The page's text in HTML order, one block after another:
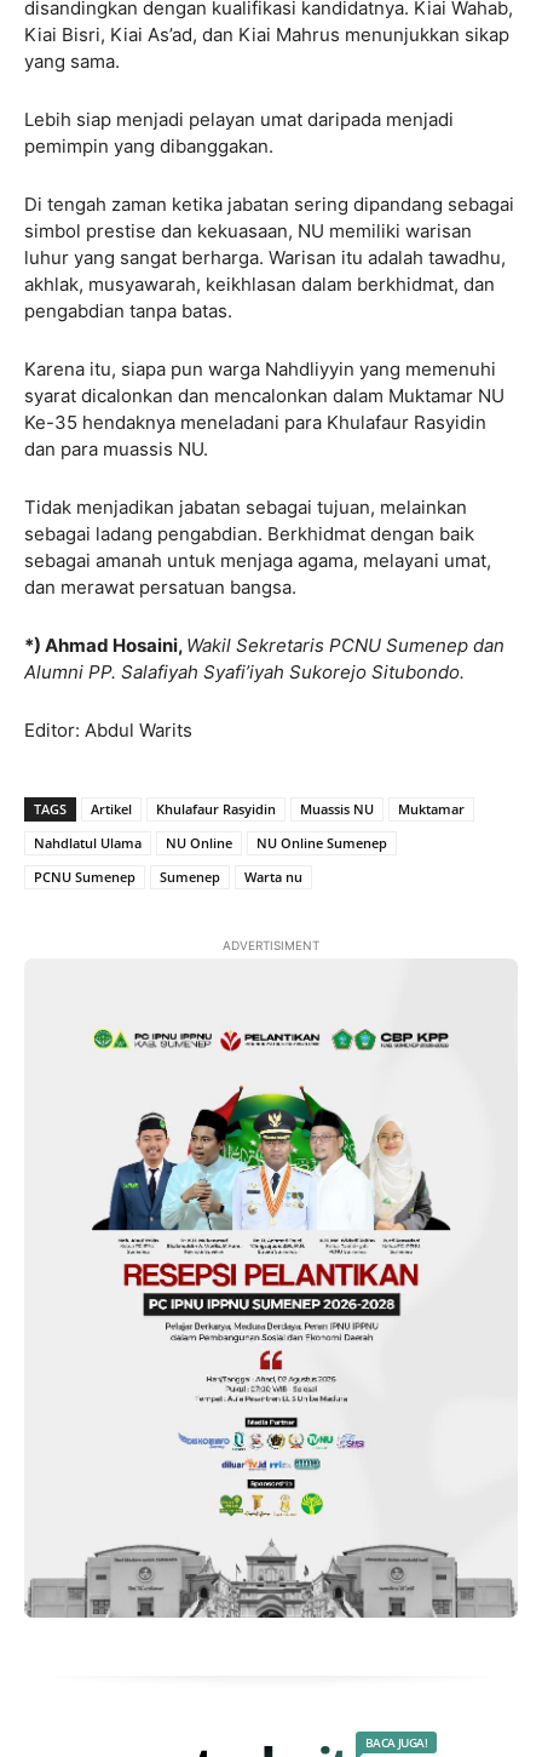
disandingkan dengan kualifikasi kandidatnya. Kiai Wahab,
Kiai Bisri, Kiai As’ad, dan Kiai Mahrus menunjukkan sikap
yang sama.
Lebih siap menjadi pelayan umat daripada menjadi
pemimpin yang dibanggakan.
Di tengah zaman ketika jabatan sering dipandang sebagai
simbol prestise dan kekuasaan, NU memiliki warisan
luhur yang sangat berharga. Warisan itu adalah tawadhu,
akhlak, musyawarah, keikhlasan dalam berkhidmat, dan
pengabdian tanpa batas.
Karena itu, siapa pun warga Nahdliyyin yang memenuhi
syarat dicalonkan dan mencalonkan dalam Muktamar NU
Ke-35 hendaknya meneladani para Khulafaur Rasyidin
dan para muassis NU.
Tidak menjadikan jabatan sebagai tujuan, melainkan
sebagai ladang pengabdian. Berkhidmat dengan baik
sebagai amanah untuk menjaga agama, melayani umat,
dan merawat persatuan bangsa.
*) Ahmad Hosaini, Wakil Sekretaris PCNU Sumenep dan
Alumni PP. Salafiyah Syafi’iyah Sukorejo Situbondo.
Editor: Abdul Warits
TAGS Artikel Khulafaur Rasyidin Muassis NU
Muktamar
Nahdlatul Ulama
NU Online
NU Online Sumenep
PCNU Sumenep
Sumenep Warta nu
ADVERTISIMENT
BACA JUGA!